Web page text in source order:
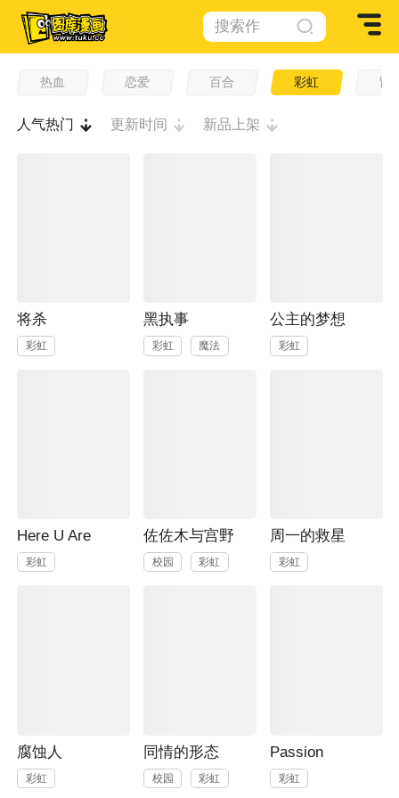
搜索作
品
热血 恋爱 百合 彩虹 冒
人气热门 更新时间 新品上架
将杀
彩虹
黑执事
彩虹 魔法
公主的梦想
彩虹
Here U Are
彩虹
佐佐木与宫野
校园 彩虹
周一的救星
彩虹
腐蚀人
彩虹
同情的形态
校园 彩虹
Passion
彩虹